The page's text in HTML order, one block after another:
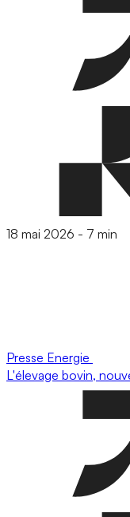
18 mai 2026 - 7 min
Presse Energie
L'élevage bovin,